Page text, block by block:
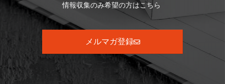
情報収集のみ希望の方はこちら
メルマガ登録